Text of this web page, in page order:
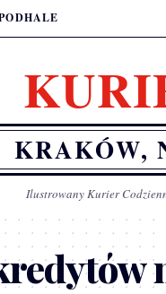
KRAKÓW,
Ilustrowany Kurier